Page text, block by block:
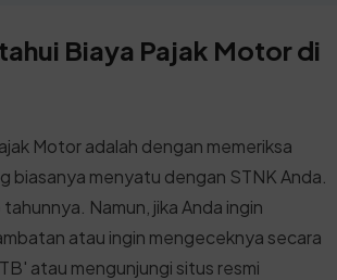
Biaya Pajak Motor di
Motor adalah dengan memeriksa
biasanya menyatu dengan STNK Anda.
Namun, jika Anda ingin
atau ingin mengeceknya secara
atau mengunjungi situs resmi